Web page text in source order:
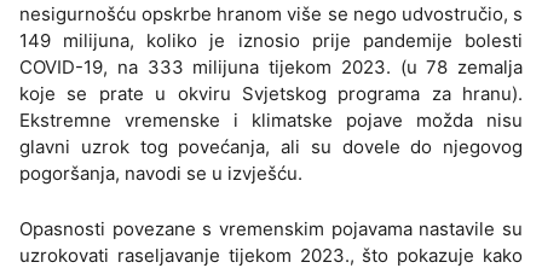
nesigurnošću opskrbe hranom više se nego udvostručio, s
149 milijuna, koliko je iznosio prije pandemije bolesti
COVID-19, na 333 milijuna tijekom 2023. (u 78 zemalja
koje se prate u okviru Svjetskog programa za hranu).
Ekstremne vremenske i klimatske pojave možda nisu
glavni uzrok tog povećanja, ali su dovele do njegovog
pogoršanja, navodi se u izvješću.
Opasnosti povezane s vremenskim pojavama nastavile su
uzrokovati raseljavanje tijekom 2023., što pokazuje kako